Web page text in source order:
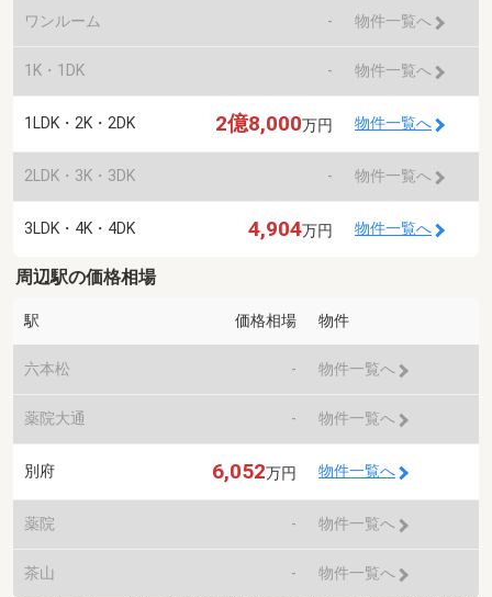
ワンルーム - 物件一覧へ
1K・1DK - 物件一覧へ
1LDK・2K・2DK 2億8,000万円 物件一覧へ
2LDK・3K・3DK - 物件一覧へ
3LDK・4K・4DK 4,904万円 物件一覧へ
周辺駅の価格相場
駅 価格相場 物件
六本松 - 物件一覧へ
薬院大通 - 物件一覧へ
別府 6,052万円 物件一覧へ
薬院 - 物件一覧へ
茶山 - 物件一覧へ